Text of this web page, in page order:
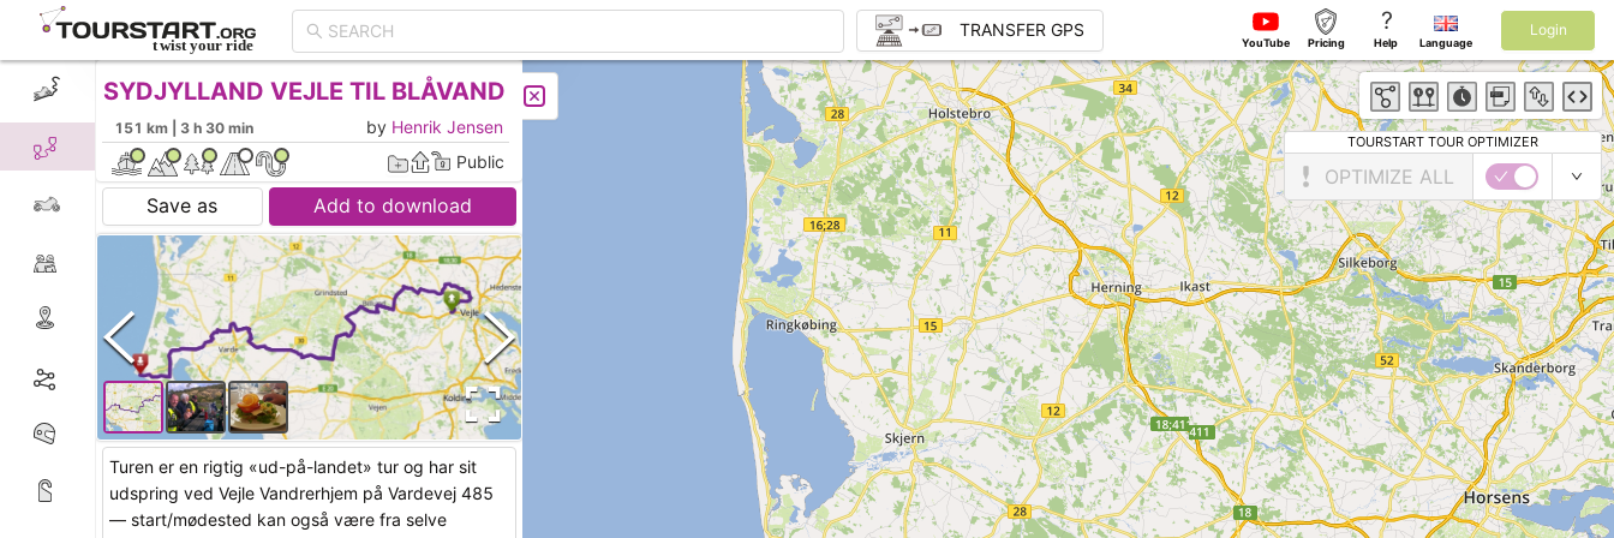
TRANSFER GPS
YouTube Pricing
?
Help Language
Login
CREATE TOUR LIST
SYDJYLLAND VEJLE TIL BLÅVAND
151 km | 3 h 30 min by Henrik Jensen
Public
Save as Add to download
Turen er en rigtig «ud-på-landet» tur og har sit
udspring ved Vejle Vandrerhjem på Vardevej 485
— start/mødested kan også være fra selve
TOURSTART TOUR OPTIMIZER
OPTIMIZE ALL